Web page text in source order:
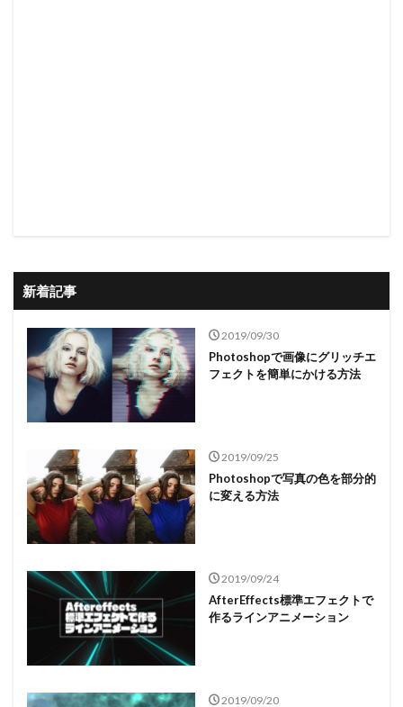
新着記事
2019/09/30
Photoshopで画像にグリッチエ
フェクトを簡単にかける方法
2019/09/25
Photoshopで写真の色を部分的
に変える方法
2019/09/24
AfterEffects標準エフェクトで
作るラインアニメーション
2019/09/20